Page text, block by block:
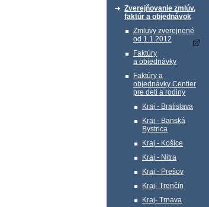
Zverejňovanie zmlúv,
faktúr a objednávok
Zmluvy zverejnené
od 1.1.2012
Faktúry
a objednávky
Faktúry a
objednávky Centier
pre deti a rodiny
Kraj - Bratislava
Kraj - Banská
Bystrica
Kraj - Košice
Kraj - Nitra
Kraj - Prešov
Kraj- Trenčín
Kraj- Trnava